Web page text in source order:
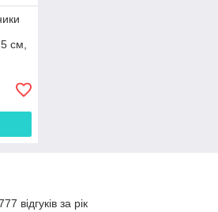
см,
відгуків за рік